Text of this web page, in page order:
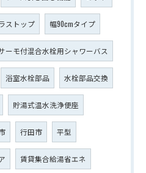
ストップ 幅90cmタイプ
ーモ付混合水栓用シャワーバス
浴室水栓部品 水栓部品交換
貯湯式温水洗浄便座
行田市 平型
賃貸集合給湯省エネ